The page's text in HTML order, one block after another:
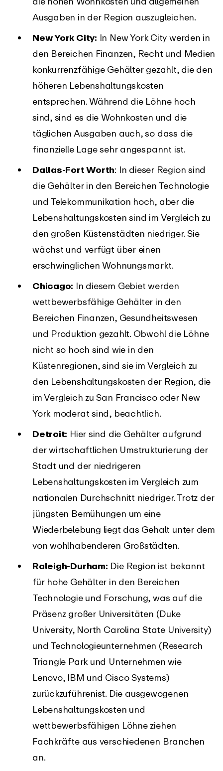
Ausgaben in der Region auszugleichen.
New York City: In New York City werden in
den Bereichen Finanzen, Recht und Medien
konkurrenzfähige Gehälter gezahlt, die den
höheren Lebenshaltungskosten
entsprechen. Während die Löhne hoch
sind, sind es die Wohnkosten und die
täglichen Ausgaben auch, so dass die
finanzielle Lage sehr angespannt ist.
Dallas-Fort Worth: In dieser Region sind
die Gehälter in den Bereichen Technologie
und Telekommunikation hoch, aber die
Lebenshaltungskosten sind im Vergleich zu
den großen Küstenstädten niedriger. Sie
wächst und verfügt über einen
erschwinglichen Wohnungsmarkt.
Chicago: In diesem Gebiet werden
wettbewerbsfähige Gehälter in den
Bereichen Finanzen, Gesundheitswesen
und Produktion gezahlt. Obwohl die Löhne
nicht so hoch sind wie in den
Küstenregionen, sind sie im Vergleich zu
den Lebenshaltungskosten der Region, die
im Vergleich zu San Francisco oder New
York moderat sind, beachtlich.
Detroit: Hier sind die Gehälter aufgrund
der wirtschaftlichen Umstrukturierung der
Stadt und der niedrigeren
Lebenshaltungskosten im Vergleich zum
nationalen Durchschnitt niedriger. Trotz der
jüngsten Bemühungen um eine
Wiederbelebung liegt das Gehalt unter dem
von wohlhabenderen Großstädten.
Raleigh-Durham: Die Region ist bekannt
für hohe Gehälter in den Bereichen
Technologie und Forschung, was auf die
Präsenz großer Universitäten (Duke
University, North Carolina State University)
und Technologieunternehmen (Research
Triangle Park und Unternehmen wie
Lenovo, IBM und Cisco Systems)
zurückzuführenist. Die ausgewogenen
Lebenshaltungskosten und
wettbewerbsfähigen Löhne ziehen
Fachkräfte aus verschiedenen Branchen
an.